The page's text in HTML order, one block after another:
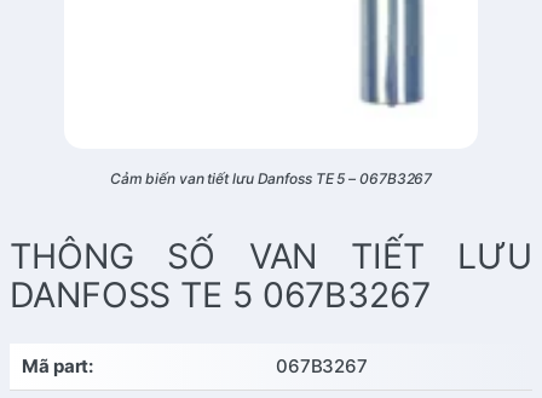
Cảm biến van tiết lưu Danfoss TE 5 – 067B3267
THÔNG SỐ VAN TIẾT LƯU
DANFOSS TE 5 067B3267
Mã part: 067B3267